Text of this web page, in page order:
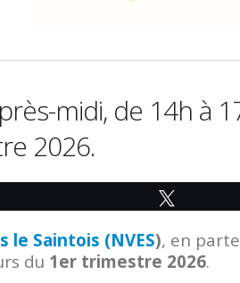
midi, de 14h à
2026.
le Saintois (NVES), en
du 1er trimestre 2026.